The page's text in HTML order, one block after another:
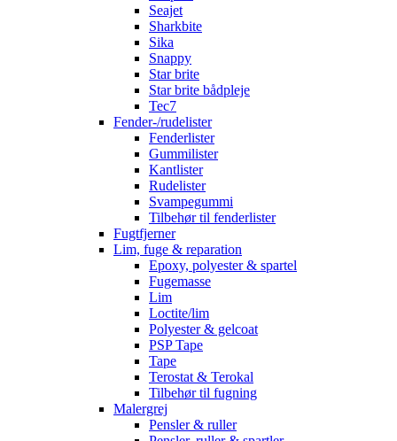
Seajet
Sharkbite
Sika
Snappy
Star brite
Star brite bådpleje
Tec7
Fender-/rudelister
Fenderlister
Gummilister
Kantlister
Rudelister
Svampegummi
Tilbehør til fenderlister
Fugtfjerner
Lim, fuge & reparation
Epoxy, polyester & spartel
Fugemasse
Lim
Loctite/lim
Polyester & gelcoat
PSP Tape
Tape
Terostat & Terokal
Tilbehør til fugning
Malergrej
Pensler & ruller